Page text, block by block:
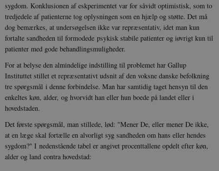
sygdom. Konklusionen af eskperimentet var for såvidt optimistisk, som to
tredjedele af patienterne tog oplysningen som en hjælp og støtte. Det må
dog bemærkes, at undersøgelsen ikke var repræsentativ, idet man kun
fortalte sandheden til formodede psykisk stabile patienter og iøvrigt kun til
patienter med gode behandlingsmuligheder.
For at belyse den almindelige indstilling til problemet har Gallup
Instituttet stillet et repræsentativt udsnit af den voksne danske befolkning
tre spørgsmål i denne forbindelse. Man har samtidig taget hensyn til den
enkeltes køn, alder, og hvorvidt han eller hun boede på landet eller i
hovedstaden.
Det første spørgsmål, man stillede, lød: "Mener De, eller mener De ikke,
at en læge skal fortælle en alvorligt syg sandheden om hans eller hendes
sygdom?" I nedenstående tabel er angivet procenttallene opdelt efter køn,
alder og land contra hovedstad: